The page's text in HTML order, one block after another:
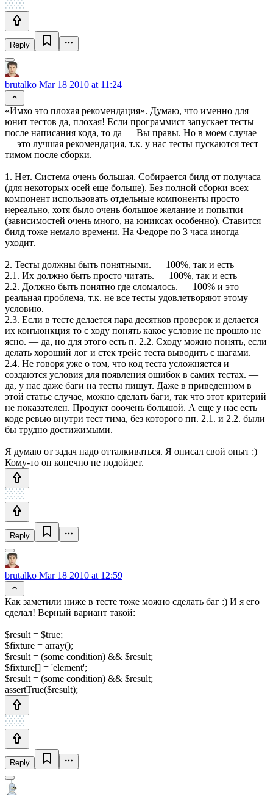
Reply
brutalko Mar 18 2010 at 11:24
«Имхо это плохая рекомендация». Думаю, что именно для
юнит тестов да, плохая! Если программист запускает тесты
после написания кода, то да — Вы правы. Но в моем случае
— это лучшая рекомендация, т.к. у нас тесты пускаются тест
тимом после сборки.
1. Нет. Система очень большая. Собирается билд от получаса
(для некоторых осей еще больше). Без полной сборки всех
компонент использовать отдельные компоненты просто
нереально, хотя было очень большое желание и попытки
(зависимостей очень много, на юниксах особенно). Ставится
билд тоже немало времени. На Федоре по 3 часа иногда
уходит.
2. Тесты должны быть понятными. — 100%, так и есть
2.1. Их должно быть просто читать. — 100%, так и есть
2.2. Должно быть понятно где сломалось. — 100% и это
реальная проблема, т.к. не все тесты удовлетворяют этому
условию.
2.3. Если в тесте делается пара десятков проверок и делается
их конъюнкция то с ходу понять какое условие не прошло не
ясно. — да, но для этого есть п. 2.2. Сходу можно понять, если
делать хороший лог и стек трейс теста выводить с шагами.
2.4. Не говоря уже о том, что код теста усложняется и
создаются условия для появления ошибок в самих тестах. —
да, у нас даже баги на тесты пишут. Даже в приведенном в
этой статье случае, можно сделать баги, так что этот критерий
не показателен. Продукт ооочень большой. А еще у нас есть
коде ревью внутри тест тима, без которого пп. 2.1. и 2.2. были
бы трудно достижимыми.
Я думаю от задач надо отталкиваться. Я описал свой опыт :)
Кому-то он конечно не подойдет.
Reply
brutalko Mar 18 2010 at 12:59
Как заметили ниже в тесте тоже можно сделать баг :) И я его
сделал! Верный вариант такой:
$result = $true;
$fixture = array();
$result = (some condition) && $result;
$fixture[] = 'element';
$result = (some condition) && $result;
assertTrue($result);
Reply